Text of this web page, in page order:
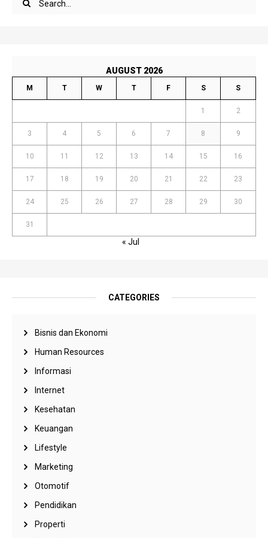
AUGUST 2026
M T W T F S S
1 2
3 4 5 6 7 8 9
10 11 12 13 14 15 16
17 18 19 20 21 22 23
24 25 26 27 28 29 30
31
« Jul
CATEGORIES
Bisnis dan Ekonomi
Human Resources
Informasi
Internet
Kesehatan
Keuangan
Lifestyle
Marketing
Otomotif
Pendidikan
Properti